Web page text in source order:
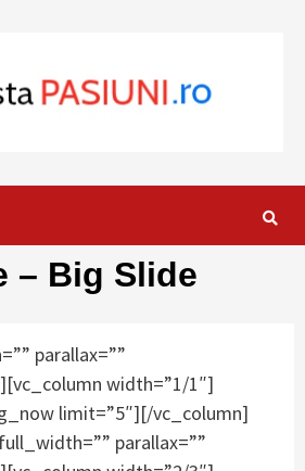
– Big Slide
parallax=””
width=”1/1″]
limit=”5″][/vc_column]
parallax=””